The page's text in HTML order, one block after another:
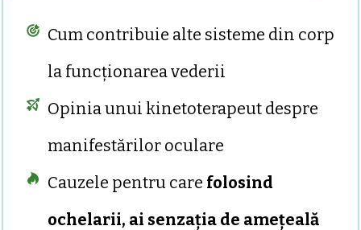
Cum contribuie alte sisteme din corp
la funcționarea vederii
Opinia unui kinetoterapeut despre
manifestărilor oculare
Cauzele pentru care folosind
ochelarii, ai senzația de amețeală